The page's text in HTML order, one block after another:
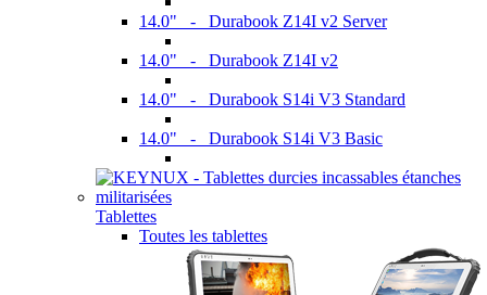
14.0" - Durabook Z14I v2 Server
14.0" - Durabook Z14I v2
14.0" - Durabook S14i V3 Standard
14.0" - Durabook S14i V3 Basic
Tablettes
Toutes les tablettes